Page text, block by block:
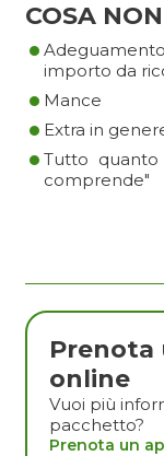
COSA
•importo da
• Mance
• Extra in
• Tutto
comprende"
online
Vuoi più
pacchetto?
Prenota un